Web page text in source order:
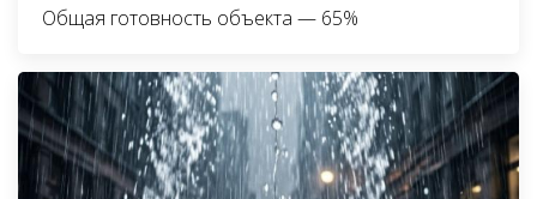
Общая готовность объекта — 65%